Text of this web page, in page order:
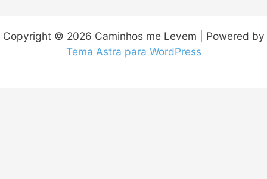
Copyright © 2026 Caminhos me Levem | Powered by
Tema Astra para WordPress